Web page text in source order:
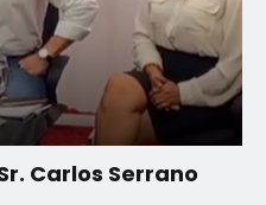
Carlos Serrano